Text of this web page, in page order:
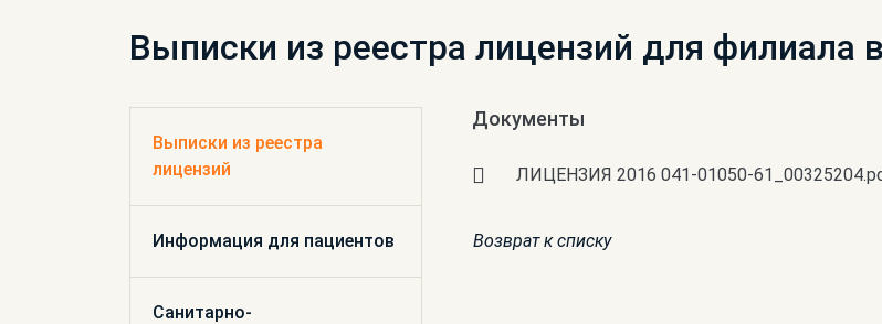
Выписки из реестра лицензий для филиала
Выписки из реестра
лицензий
Информация для пациентов
Санитарно-
Документы
ЛИЦЕНЗИЯ 2016 041-01050-
Возврат к списку